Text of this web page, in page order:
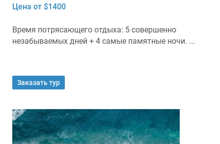
Цена от $1400
Время потрясающего отдыха: 5 совершенно
незабываемых дней + 4 самые памятные ночи. ...
Заказать тур